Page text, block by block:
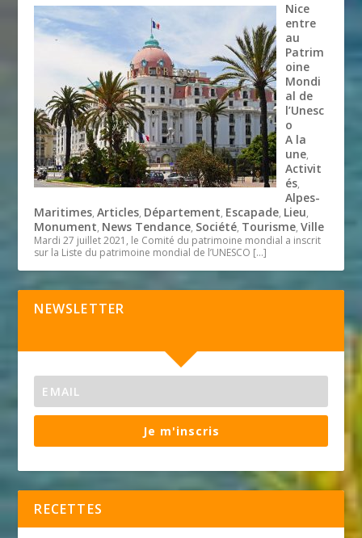
Nice
entre
au
Patrim
oine
Mondi
al de
l’Unesc
o
A la
une,
Activit
és,
Alpes-
Maritimes,Articles, Département, Escapade, Lieu,
Monument, News Tendance, Société, Tourisme,Ville
Mardi 27 juillet 2021, le Comité du patrimoine mondial a inscrit
sur la Liste du patrimoine mondial de l’UNESCO […]
NEWSLETTER
Je m'inscris
RECETTES